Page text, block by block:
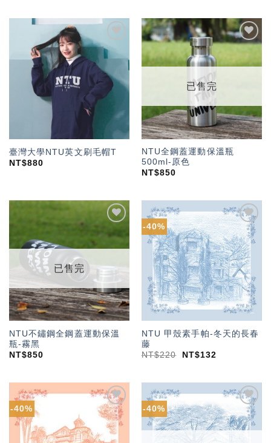
加入
「願
單」
臺灣大學NTU英文刷毛帽T
NT$880
加入
「願
望輕
已售完
NTU全鋼蓋運動保溫瓶
500ml-原色
NT$850
加入
「願
望輕
已售完
NTU不鏽鋼全鋼蓋運動保溫
瓶-霧黑
NT$850
-40%
加入
「願
望輕
單」
NTU 甲殼素手帕-冬天的長春
藤
NT$220 NT$132
-40%
加入
「願
望輕
單」
-40%
加入
「願
望輕